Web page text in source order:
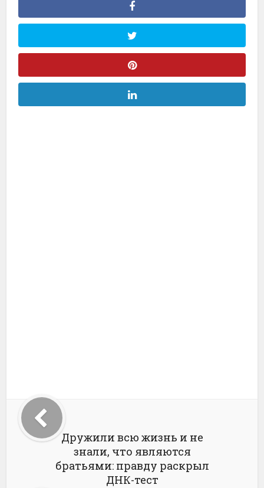
Дружили всю жизнь и не
знали, что являются
братьями: правду раскрыл
ДНК-тест